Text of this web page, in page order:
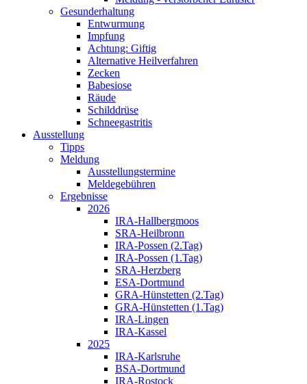
Gesunderhaltung
Entwurmung
Impfung
Achtung: Giftig
Alternative Heilverfahren
Zecken
Babesiose
Räude
Schilddrüse
Schneegastritis
Ausstellung
Tipps
Meldung
Ausstellungstermine
Meldegebühren
Ergebnisse
2026
IRA-Hallbergmoos
SRA-Heilbronn
IRA-Possen (2.Tag)
IRA-Possen (1.Tag)
SRA-Herzberg
ESA-Dortmund
GRA-Hünstetten (2.Tag)
GRA-Hünstetten (1.Tag)
IRA-Lingen
IRA-Kassel
2025
IRA-Karlsruhe
BSA-Dortmund
IRA-Rostock